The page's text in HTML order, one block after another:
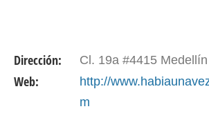
Dirección: Cl. 19a #4415 Medellín
Web:
http://
m